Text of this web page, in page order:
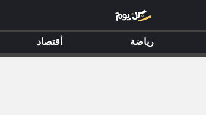
رياضة أقتصاد